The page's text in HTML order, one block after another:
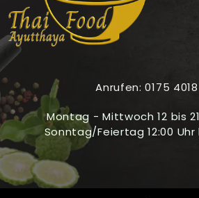
Anrufen: 0175
Montag - Mittwoch 12 bis
Sonntag/Feiertag 12:00 Uhr